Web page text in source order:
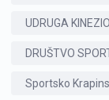
UDRUGA
DRUŠTVO
Sportsko